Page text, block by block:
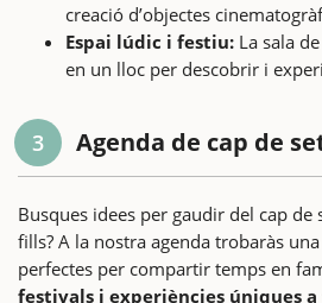
creació d’objectes
Espai lúdic i festiu: La sala
en un lloc per descobrir i
3 Agenda de cap de
Busques idees per gaudir del cap de
fills? A la nostra agenda trobaràs
perfectes per compartir temps en
festivals i experiències úniques